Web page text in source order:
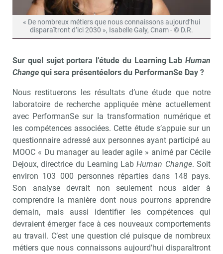
« De nombreux métiers que nous connaissons aujourd’hui
disparaîtront d’ici 2030 », Isabelle Galy, Cnam - © D.R.
Sur quel sujet portera l’étude du Learning Lab Human
Change qui sera présentéelors du PerformanSe Day ?
Nous restituerons les résultats d’une étude que notre
laboratoire de recherche appliquée mène actuellement
avec PerformanSe sur la transformation numérique et
les compétences associées. Cette étude s’appuie sur un
questionnaire adressé aux personnes ayant participé au
MOOC « Du manager au leader agile » animé par Cécile
Dejoux, directrice du Learning LabHuman Change. Soit
environ 103 000 personnes réparties dans 148 pays.
Son analyse devrait non seulement nous aider à
comprendre la manière dont nous pourrons apprendre
demain, mais aussi identifier les compétences qui
devraient émerger face à ces nouveaux comportements
au travail. C’est une question clé puisque de nombreux
métiers que nous connaissons aujourd’hui disparaîtront